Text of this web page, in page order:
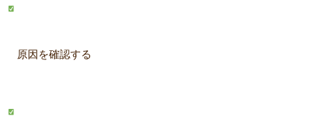
原因を確認する